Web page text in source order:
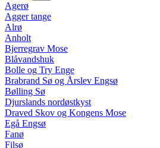
Agerø
Agger tange
Alrø
Anholt
Bjerregrav Mose
Blåvandshuk
Bolle og Try Enge
Brabrand Sø og Årslev Engsø
Bølling Sø
Djurslands nordøstkyst
Draved Skov og Kongens Mose
Egå Engsø
Fanø
Filsø